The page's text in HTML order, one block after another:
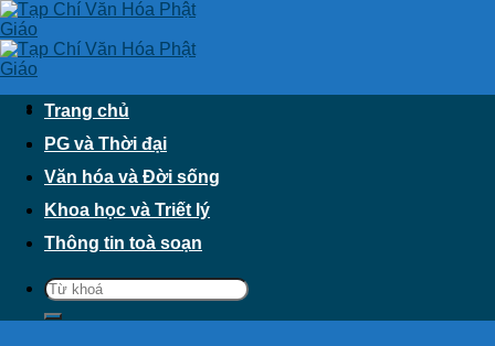
Skip
to
content
Trang chủ
PG và Thời đại
Văn hóa và Đời sống
Khoa học và Triết lý
Thông tin toà soạn